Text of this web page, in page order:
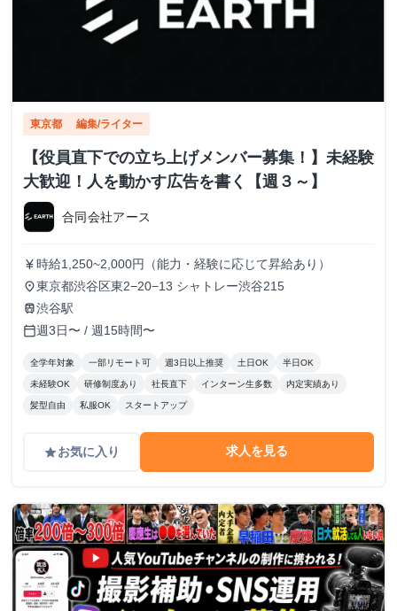
東京都 編集/ライター
【役員直下での立ち上げメンバー募集！】未経験
大歓迎！人を動かす広告を書く【週３～】
合同会社アース
currency_yen 時給1,250~2,000円（能力・経験に応じて昇給あり）
place東京都渋谷区東2−20−13 シャトレー渋谷215
train渋谷駅
calendar_today週3日〜 / 週15時間〜
全学年対象 一部リモート可 週3日以上推奨 土日OK 半日OK
未経験OK 研修制度あり 社長直下 インターン生多数 内定実績あり
髪型自由 私服OK スタートアップ
gradeお気に入り 求人を見る